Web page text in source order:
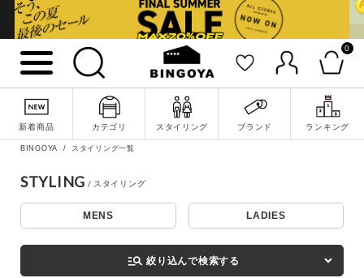
0
新着商品 カテゴリ スタイリング ブランド ランキング
詳細検索
キーワード
BINGOYA スタイリング一覧
STYLING
MENS LADIES
manage_search 絞り込んで検索する